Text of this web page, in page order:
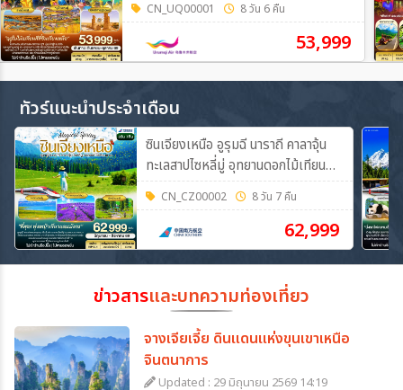
CN_UQ00001 8 วัน 6 คืน
53,999
ทัวร์แนะนำประจำเดือน
ซินเจียงเหนือ อูรุมฉี นาราถี คาลาจุ้น
ทะเลสาปไซหลี่มู่ อุทยานดอกไม้เทียน
ซาน 8วัน 7คืน (CZ)
CN_CZ00002 8 วัน 7 คืน
62,999
ข่าวสารและบทความท่องเที่ยว
จางเจียเจี้ย ดินแดนแห่งขุนเขาเหนือ
จินตนาการ
Updated : 29 มิถุนายน 2569 14:19